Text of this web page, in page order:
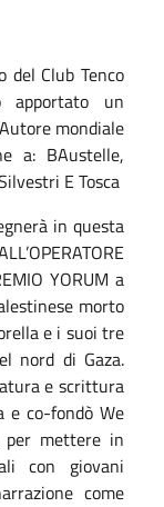
del Club Tenco
un
mondiale
a: BAustelle,
E Tosca
in questa
YORUM a
morto
e i suoi tre
nord di Gaza.
e scrittura
e co-fondò We
per mettere in
con giovani
come